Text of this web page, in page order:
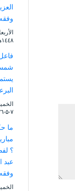
۱٤٤۸هـ ۱۷-٦-۲۰۲٦م
۷-۵-۲۰۲٦م
ما
؟
عبد